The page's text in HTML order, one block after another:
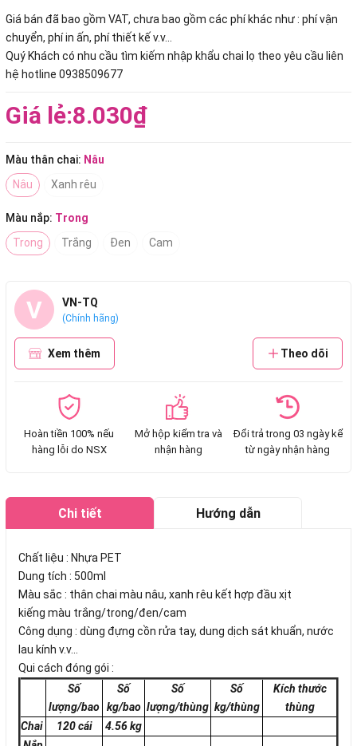
Giá bán đã bao gồm VAT, chưa bao gồm các phí khác như : phí vận
chuyển, phí in ấn, phí thiết kế v.v...
Quý Khách có nhu cầu tìm kiếm nhập khẩu chai lọ theo yêu cầu liên
hệ hotline 0938509677
Giá lẻ:8.030₫
Màu thân chai: Nâu
Nâu
Xanh rêu
Màu nắp: Trong
Trong
Trắng Đen Cam
V VN-TQ
(Chính hãng)
Xem thêm Theo dõi
Hoàn tiền 100% nếu
hàng lỗi do NSX
Mở hộp kiểm tra và
nhận hàng
Đổi trả trong 03 ngày kể
từ ngày nhận hàng
Chi tiết Hướng dẫn
Chất liệu : Nhựa PET
Dung tích : 500ml
Màu sắc : thân chai màu nâu, xanh rêu kết hợp đầu xịt
kiếng màu trắng/trong/đen/cam
Công dụng : dùng đựng cồn rửa tay, dung dịch sát khuẩn, nước
lau kính v.v...
Qui cách đóng gói :
Số
lượng/bao
Số
kg/bao
Số
lượng/thùng
Số
kg/thùng
Kích thước
thùng
Chai
120 cái
4.56 kg